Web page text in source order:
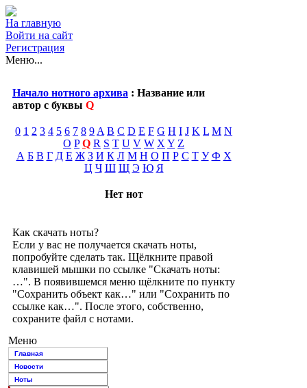
На главную
Войти на сайт
Регистрация
Меню...
Начало нотного архива : Название или
автор с буквы Q
0 1 2 3 4 5 6 7 8 9 A B C D E F G H I J K L M N
O P Q R S T U V W X Y Z
А Б В Г Д Е Ж З И К Л М Н О П Р С Т У Ф Х
Ц Ч Ш Щ Э Ю Я
Нет нот
Как скачать ноты?
Если у вас не получается скачать ноты,
попробуйте сделать так. Щёлкните правой
клавишей мышки по ссылке "Скачать ноты:
…". В появившемся меню щёлкните по пункту
"Сохранить объект как…" или "Сохранить по
ссылке как…". После этого, собственно,
сохраните файл с нотами.
Меню
Главная
Новости
Ноты